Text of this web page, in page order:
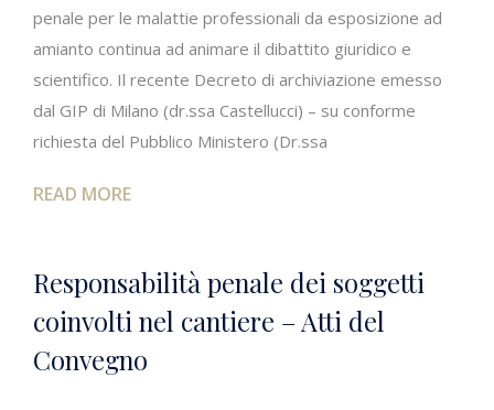
penale per le malattie professionali da esposizione ad
amianto continua ad animare il dibattito giuridico e
scientifico. Il recente Decreto di archiviazione emesso
dal GIP di Milano (dr.ssa Castellucci) – su conforme
richiesta del Pubblico Ministero (Dr.ssa
READ MORE
Responsabilità penale dei soggetti
coinvolti nel cantiere – Atti del
Convegno